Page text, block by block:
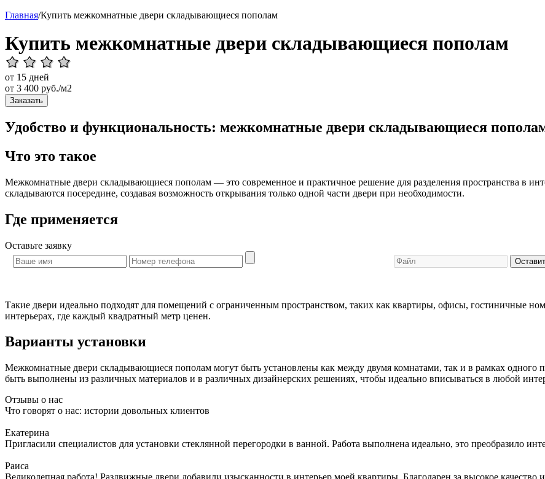
Главная/Купить межкомнатные двери складывающиеся пополам
Купить межкомнатные двери складывающиеся пополам
от 15 дней
от 3 400 руб./м2
Заказать
Удобство и функциональность: межкомнатные двери складывающиеся
Что это такое
Межкомнатные двери складывающиеся пополам — это современное и практичное решение для разделения пространства в
складываются посередине, создавая возможность открывания только одной части двери при необходимости.
Где применяется
Оставьте заявку
Такие двери идеально подходят для помещений с ограниченным пространством, таких как квартиры, офисы, гостиничные
интерьерах, где каждый квадратный метр ценен.
Варианты установки
Межкомнатные двери складывающиеся пополам могут быть установлены как между двумя комнатами, так и в рамках одного
быть выполнены из различных материалов и в различных дизайнерских решениях, чтобы идеально вписываться в любой
Отзывы о нас
Что говорят о нас: истории довольных клиентов
Екатерина
Пригласили специалистов для установки стеклянной перегородки в ванной. Работа выполнена идеально, это преобразило
Раиса